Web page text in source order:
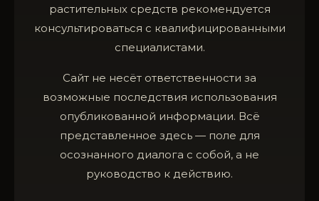
растительных средств рекомендуется
консультироваться с квалифицированными
специалистами.
Сайт не несёт ответственности за
возможные последствия использования
опубликованной информации. Всё
представленное здесь — поле для
осознанного диалога с собой, а не
руководство к действию.